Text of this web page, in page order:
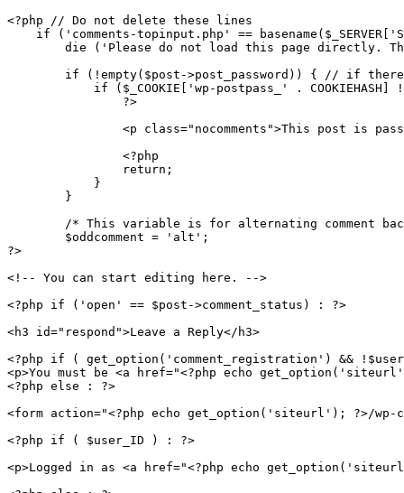
<?php // Do not delete these lines
if ('comments-topinput.php' ==
die ('Please do not load this page directly.
if (!empty($post->post_password)) { // if
if ($_COOKIE['wp-postpass_' . COOKIEHASH]
                ?>
<p class="nocomments">This post is
                <?php
                return;
            }
        }
/* This variable is for alternating comment
        $oddcomment = 'alt';
?>
<!-- You can start editing here. -->
<?php if ('open' == $post->comment_status) : ?>
<h3 id="respond">Leave a Reply</h3>
<?php if ( get_option('comment_registration') &&
<p>You must be <a href="<?php echo
<?php else : ?>
<form action="<?php echo get_option('siteurl'); ?>/wp-
<?php if ( $user_ID ) : ?>
<p>Logged in as <a href="<?php echo